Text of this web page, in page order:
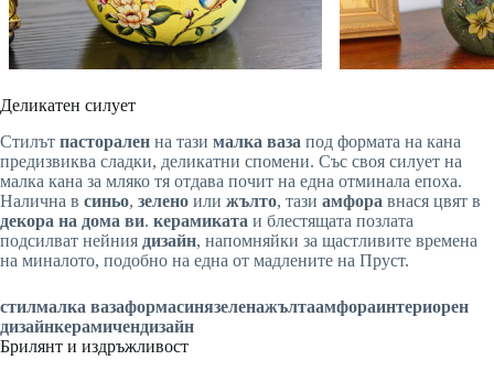
Деликатен силует
Стилът пасторален на тази малка ваза под формата на кана
предизвиква сладки, деликатни спомени. Със своя силует на
малка кана за мляко тя отдава почит на една отминала епоха.
Налична в синьо, зелено или жълто, тази амфора внася цвят в
декора на дома ви. керамиката и блестящата позлата
подсилват нейния дизайн, напомняйки за щастливите времена
на миналото, подобно на една от мадлените на Пруст.
стилмалка вазаформасинязеленажълтаамфораинтериорен
дизайнкерамичендизайн
Брилянт и издръжливост